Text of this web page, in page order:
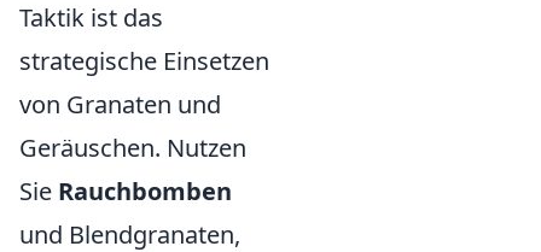
Taktik ist das
strategische Einsetzen
von Granaten und
Geräuschen. Nutzen
Sie Rauchbomben
und Blendgranaten,